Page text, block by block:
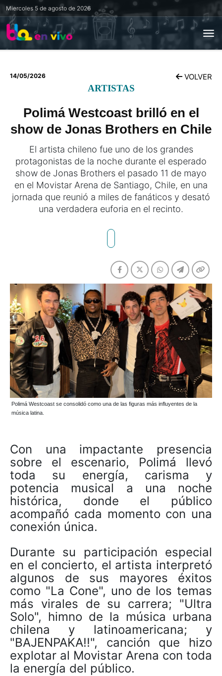
Miercoles 5 de agosto de 2026
14/05/2026 VOLVER
ARTISTAS
Polimá Westcoast brilló en el
show de Jonas Brothers en Chile
El artista chileno fue uno de los grandes
protagonistas de la noche durante el esperado
show de Jonas Brothers el pasado 11 de mayo
en el Movistar Arena de Santiago, Chile, en una
jornada que reunió a miles de fanáticos y desató
una verdadera euforia en el recinto.
Polimá Westcoast se consolidó como una de las figuras más influyentes de la
música latina.
Con una impactante presencia
sobre el escenario, Polimá llevó
toda su energía, carisma y
potencia musical a una noche
histórica, donde el público
acompañó cada momento con una
conexión única.
Durante su participación especial
en el concierto, el artista interpretó
algunos de sus mayores éxitos
como "La Cone", uno de los temas
más virales de su carrera; "Ultra
Solo", himno de la música urbana
chilena y latinoamericana; y
"BAJENPAKA!!", canción que hizo
explotar al Movistar Arena con toda
la energía del público.